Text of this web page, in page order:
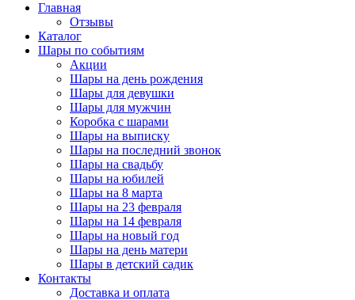
Главная
Отзывы
Каталог
Шары по событиям
Акции
Шары на день рождения
Шары для девушки
Шары для мужчин
Коробка с шарами
Шары на выписку
Шары на последний звонок
Шары на свадьбу
Шары на юбилей
Шары на 8 марта
Шары на 23 февраля
Шары на 14 февраля
Шары на новый год
Шары на день матери
Шары в детский садик
Контакты
Доставка и оплата